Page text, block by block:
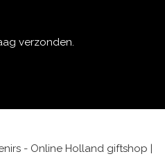
verzonden.
- Online Holland giftshop |